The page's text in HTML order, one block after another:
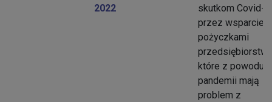
2022
skutkom Covid-
przez wsparcie
pożyczkami
przedsiębiorstw,
które z powodu
pandemii mają
problem z